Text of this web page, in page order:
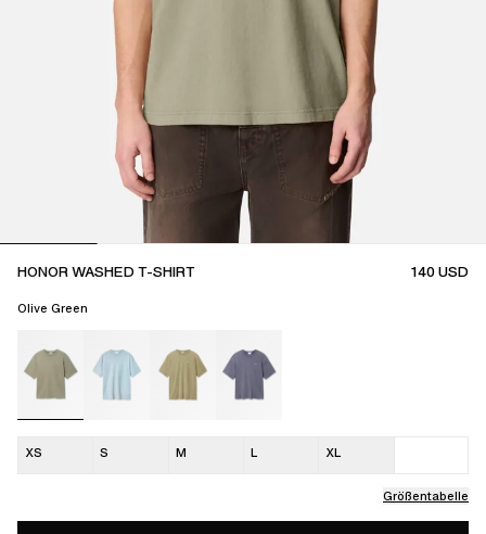
HONOR WASHED T-SHIRT 140USD
Olive Green
XS S M L XL
Größentabelle